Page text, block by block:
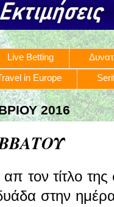
Live Betting
in Europe
2016
τον τίτλο
στην